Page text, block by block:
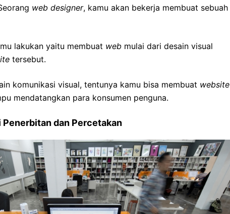
web designer, kamu akan bekerja membuat sebuah
lakukan yaitu membuat web mulai dari desain visual
tersebut.
komunikasi visual, tentunya kamu bisa membuat website
mendatangkan para konsumen penguna.
dan Percetakan